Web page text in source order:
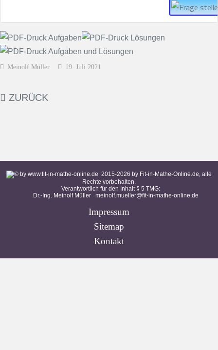
Meinolf Müller 19. Juli 2021
ZURÜCK
2015-2026 by Fit-in-Mathe-Online.de, alle
Rechte vorbehalten.
Verantwortlich für den Inhalt § 5 TMG:
Dr.-Ing. Meinolf Müller meinolf.mueller@fit-in-mathe-online.de
Impressum
Sitemap
Kontakt